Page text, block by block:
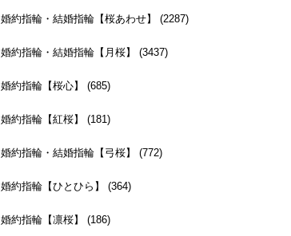
婚約指輪・結婚指輪【桜あわせ】 (2287)
婚約指輪・結婚指輪【月桜】 (3437)
婚約指輪【桜心】 (685)
婚約指輪【紅桜】 (181)
婚約指輪・結婚指輪【弓桜】 (772)
婚約指輪【ひとひら】 (364)
婚約指輪【凛桜】 (186)